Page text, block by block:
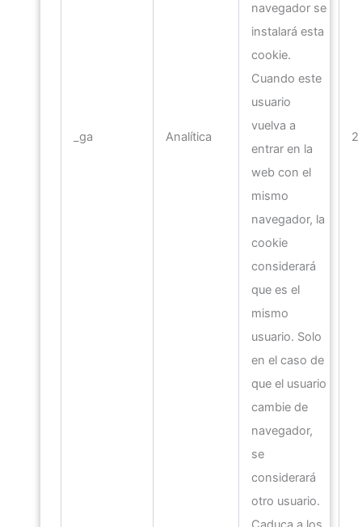
_ga Analítica
navegador se
instalará esta
cookie.
Cuando este
usuario
vuelva a
entrar en la
web con el
mismo
navegador, la
cookie
considerará
que es el
mismo
usuario. Solo
en el caso de
que el usuario
cambie de
navegador,
se
considerará
otro usuario.
2